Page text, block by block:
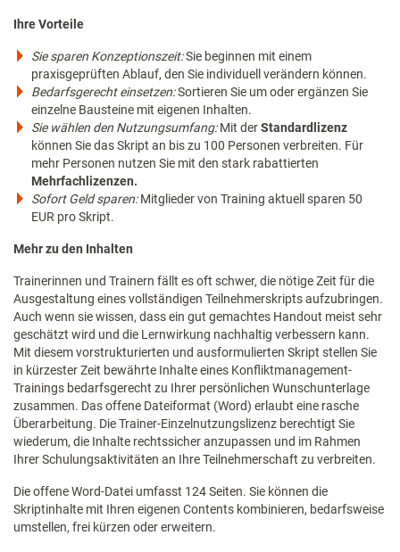
Ihre Vorteile
Sie sparen Konzeptionszeit:Sie beginnen mit einem
praxisgeprüften Ablauf, den Sie individuell verändern können.
Bedarfsgerecht einsetzen:Sortieren Sie um oder ergänzen Sie
einzelne Bausteine mit eigenen Inhalten.
Sie wählen den Nutzungsumfang:Mit derStandardlizenz
können Sie das Skript an bis zu 100 Personen verbreiten. Für
mehr Personen nutzen Sie mit den stark rabattierten
Mehrfachlizenzen.
Sofort Geld sparen:Mitglieder von Training aktuell sparen 50
EUR pro Skript.
Mehr zu den Inhalten
Trainerinnen und Trainern fällt es oft schwer, die nötige Zeit für die
Ausgestaltung eines vollständigen Teilnehmerskripts aufzubringen.
Auch wenn sie wissen, dass ein gut gemachtes Handout meist sehr
geschätzt wird und die Lernwirkung nachhaltig verbessern kann.
Mit diesem vorstrukturierten und ausformulierten Skript stellen Sie
in kürzester Zeit bewährte Inhalte eines Konfliktmanagement-
Trainings bedarfsgerecht zu Ihrer persönlichen Wunschunterlage
zusammen. Das offene Dateiformat (Word) erlaubt eine rasche
Überarbeitung. Die Trainer-Einzelnutzungslizenz berechtigt Sie
wiederum, die Inhalte rechtssicher anzupassen und im Rahmen
Ihrer Schulungsaktivitäten an Ihre Teilnehmerschaft zu verbreiten.
Die offene Word-Datei umfasst 124 Seiten. Sie können die
Skriptinhalte mit Ihren eigenen Contents kombinieren, bedarfsweise
umstellen, frei kürzen oder erweitern.